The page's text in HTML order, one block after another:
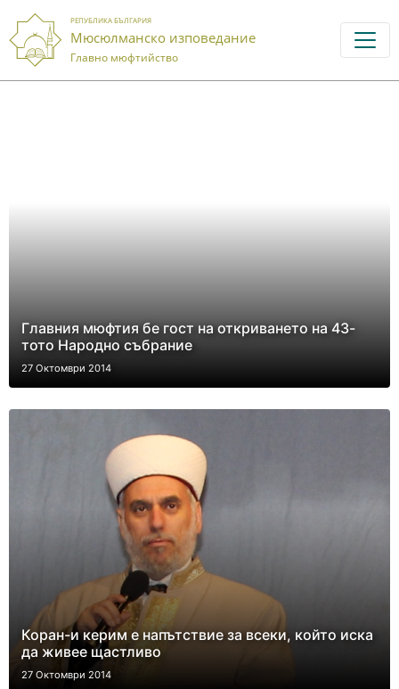
РЕПУБЛИКА БЪЛГАРИЯ
Мюсюлманско изповедание
Главно мюфтийство
Главния мюфтия бе гост на откриването на 43-
тото Народно събрание
27 Октомври 2014
Коран-и керим е напътствие за всеки, който иска
да живее щастливо
27 Октомври 2014